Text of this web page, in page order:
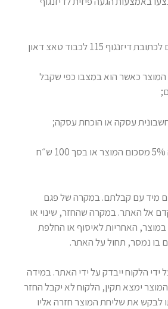
115 לכבוד טאצ דאון
כאשר הוא במצבו כפי שקבל
עסקה או הוכחת עסקה;
יגבו דמי ביטול בגובה 5% מסכום המוצר או בסך 100 ש״ח
מיד עם קבלתם. במקרה של פגם
אל האתר. במקרה שהחזר, שינוי או
האחריות לאיסוף או החלפת
נמסר, תחול על האתר.
הלקוח ייבדק על ידי האתר. במידה
ימצא תקין, הלקוח לא יקבל החזר
לבקש את שליחת המוצר חזרה אליו